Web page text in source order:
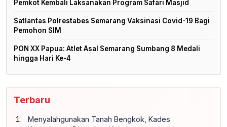
Pemkot Kembali Laksanakan Program Safari Masjid
Satlantas Polrestabes Semarang Vaksinasi Covid-19 Bagi
Pemohon SIM
PON XX Papua: Atlet Asal Semarang Sumbang 8 Medali
hingga Hari Ke-4
Terbaru
Menyalahgunakan Tanah Bengkok, Kades